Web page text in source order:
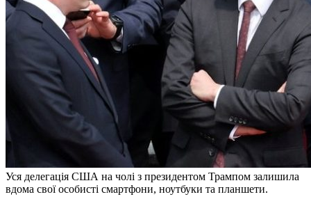
Уся делегація США на чолі з президентом Трампом залишила
вдома свої особисті смартфони, ноутбуки та планшети.